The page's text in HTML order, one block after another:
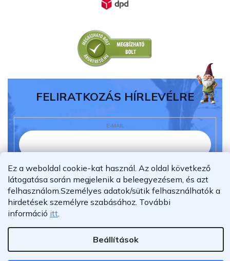
Ez a weboldal cookie-kat használ. Az oldal következő
látogatása során megjelenik a beleegyezésem, és azt
felhasználom.Személyes adatok/sütik felhasználhatók a
hirdetések személyre szabásához. További
információ itt.
Beállítások
FELIRATKOZÁS HÍRLEVÉLRE
E-MAIL
Elolvastam és megértettem azadatvédelmi
nyilatkozatot.
Feliratkozás
Shoptet Premium készítette